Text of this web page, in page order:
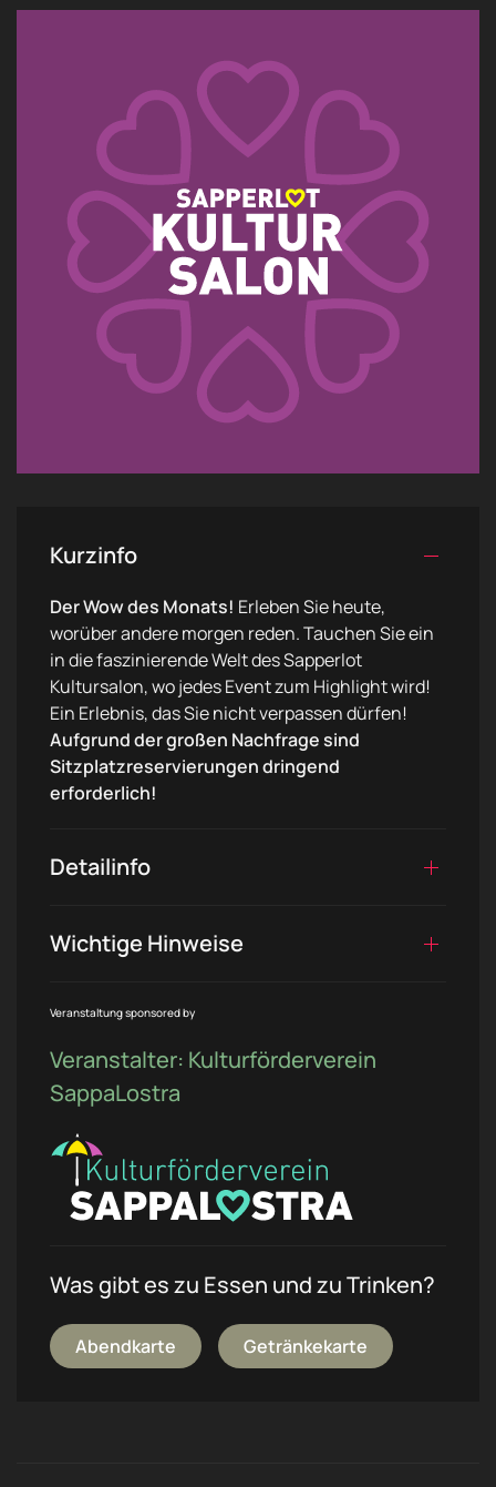
Kurzinfo
Der Wow des Monats! Erleben Sie heute,
worüber andere morgen reden. Tauchen Sie ein
in die faszinierende Welt des Sapperlot
Kultursalon, wo jedes Event zum Highlight wird!
Ein Erlebnis, das Sie nicht verpassen dürfen!
Aufgrund der großen Nachfrage sind
Sitzplatzreservierungen dringend
erforderlich!
Detailinfo
Wichtige Hinweise
Veranstaltung sponsored by
Veranstalter: Kulturförderverein
SappaLostra
Was gibt es zu Essen und zu Trinken?
Abendkarte Getränkekarte